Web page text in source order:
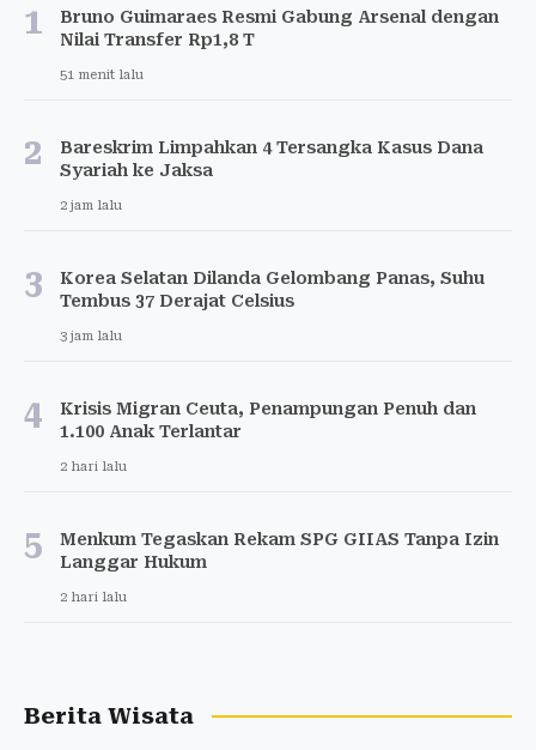
1
Bruno Guimaraes Resmi Gabung Arsenal dengan
Nilai Transfer Rp1,8 T
51 menit lalu
2
Bareskrim Limpahkan 4 Tersangka Kasus Dana
Syariah ke Jaksa
2 jam lalu
3
Korea Selatan Dilanda Gelombang Panas, Suhu
Tembus 37 Derajat Celsius
3 jam lalu
4
Krisis Migran Ceuta, Penampungan Penuh dan
1.100 Anak Terlantar
2 hari lalu
5
Menkum Tegaskan Rekam SPG GIIAS Tanpa Izin
Langgar Hukum
2 hari lalu
Berita Wisata